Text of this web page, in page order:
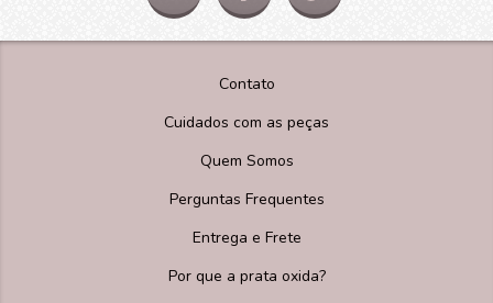
Contato
Cuidados com as peças
Quem Somos
Perguntas Frequentes
Entrega e Frete
Por que a prata oxida?